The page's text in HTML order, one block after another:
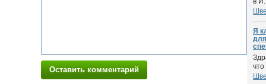
Оставить комментарий
Я